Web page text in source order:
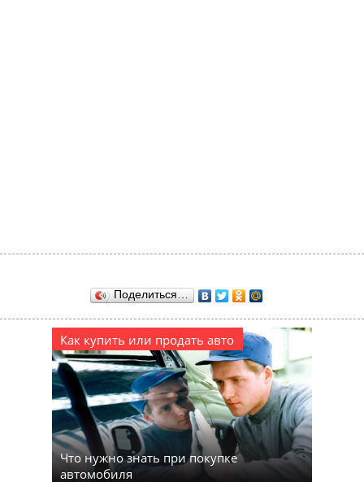
Поделиться…
Как купить или продать авто
Что нужно знать при покупке
автомобиля